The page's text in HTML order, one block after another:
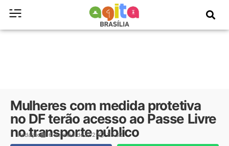
Mulheres com medida protetiva
no DF terão acesso ao Passe Livre
no transporte público
Redação 6 de maio de 2025 23:32